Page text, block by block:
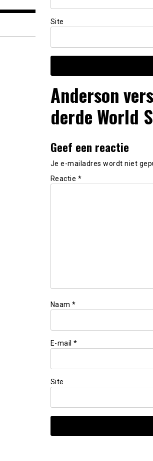
Site
Anderson
derde World
Geef een reactie
Je e-mailadres wordt niet
Reactie *
Naam *
E-mail *
Site